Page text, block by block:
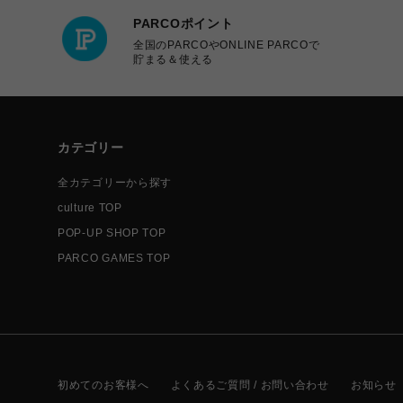
PARCOポイント
全国のPARCOやONLINE PARCOで
貯まる＆使える
カテゴリー
全カテゴリーから探す
culture TOP
POP-UP SHOP TOP
PARCO GAMES TOP
初めてのお客様へ よくあるご質問 / お問い合わせ お知らせ